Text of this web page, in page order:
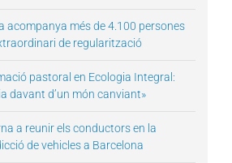
acompanya més de 4.100 persones
de regularització
pastoral en Ecologia Integral:
davant d’un món canviant»
a reunir els conductors en la
de vehicles a Barcelona